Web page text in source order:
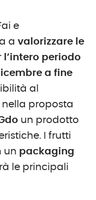
e
a valorizzare le
periodo
a fine
al
proposta
un prodotto
I frutti
un packaging
le principali